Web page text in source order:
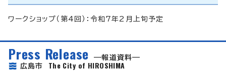
ワークショップ（第4回）：令和7年2月上旬予定
Press Release
報道資料
広島市 The City of HIROSHIMA